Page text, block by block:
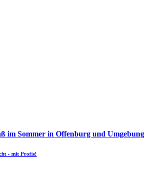
im Sommer in Offenburg und Umgebung
- mit Profis!